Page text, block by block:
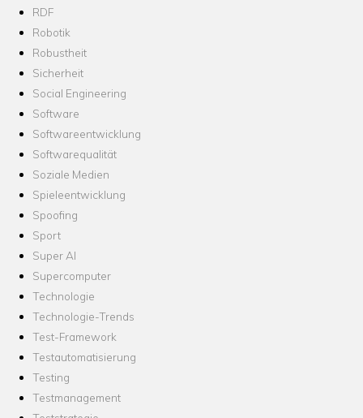
RDF
Robotik
Robustheit
Sicherheit
Social Engineering
Software
Softwareentwicklung
Softwarequalität
Soziale Medien
Spieleentwicklung
Spoofing
Sport
Super AI
Supercomputer
Technologie
Technologie-Trends
Test-Framework
Testautomatisierung
Testing
Testmanagement